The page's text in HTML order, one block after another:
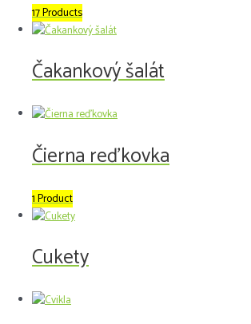
17 Products
Čakankový šalát
Čierna reďkovka
1 Product
Cukety